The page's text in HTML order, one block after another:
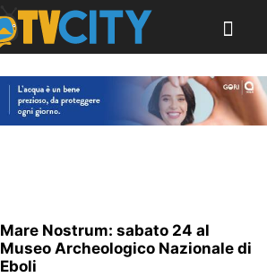
Mare Nostrum: sabato 24 al
Museo Archeologico Nazionale di
Eboli